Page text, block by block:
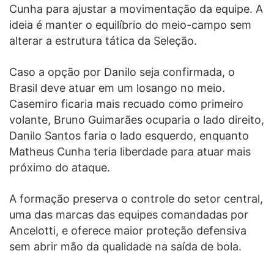
Cunha para ajustar a movimentação da equipe. A
ideia é manter o equilíbrio do meio-campo sem
alterar a estrutura tática da Seleção.
Caso a opção por Danilo seja confirmada, o
Brasil deve atuar em um losango no meio.
Casemiro ficaria mais recuado como primeiro
volante, Bruno Guimarães ocuparia o lado direito,
Danilo Santos faria o lado esquerdo, enquanto
Matheus Cunha teria liberdade para atuar mais
próximo do ataque.
A formação preserva o controle do setor central,
uma das marcas das equipes comandadas por
Ancelotti, e oferece maior proteção defensiva
sem abrir mão da qualidade na saída de bola.